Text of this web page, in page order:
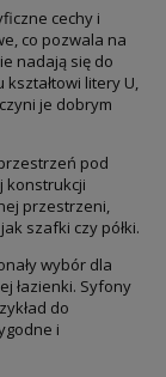
cechy i
co pozwala na
nadają się do
kształtowi litery U,
je dobrym
pod
konstrukcji
przestrzeni,
szafki czy półki.
wybór dla
łazienki. Syfony
do
i